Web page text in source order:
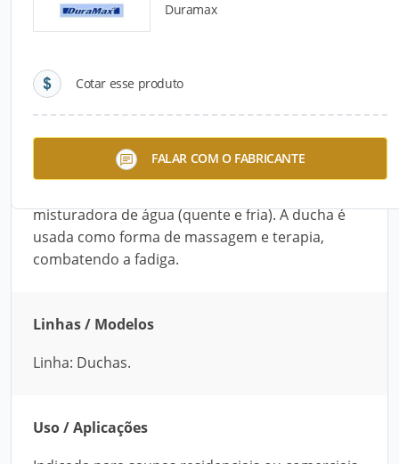
Duramax
Cotar esse produto
FALAR COM O FABRICANTE
Detalhes do produto
Descrição do Produto
A Ducha Escocesa da Duramax possui um
gabinete de aço inox. Seu registro é todo de latão
misturadora de água (quente e fria). A ducha é
usada como forma de massagem e terapia,
combatendo a fadiga.
Linhas / Modelos
Linha: Duchas.
Uso / Aplicações